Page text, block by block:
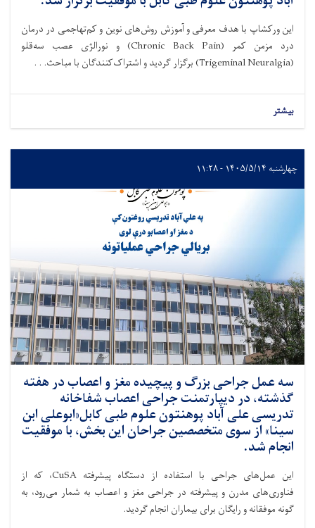
این ورکشاپ با هدف معرفی و آموزش روش‌های نوین و کم‌تهاجمی در درمان
درد مزمن کمر (Chronic Back Pain) و نورالژی عصب سه‌قلو
(Trigeminal Neuralgia) برگزار گردید و اشتراک‌کنندگان با مباحث. . .
بیشتر
چهارشنبه ۱۴۰۵/۵/۱۴ - ۱۱:۲۸
سه عمل جراحی بزرگ و پیچیده مغز و اعصاب در هفته
گذشته، در دیپارتمنت جراحی اعصاب شفاخانه
تدریسی علی آباد پوهنتون علوم طبی کابل«ابوعلی ابن
سینا» از سوی متخصصین جراحان این بخش، با موفقیت
انجام شد.
این عمل‌های جراحی با استفاده از دستگاه پیشرفته CuSA، که از
فناوری‌های مدرن و پیشرفته در جراحی مغز و اعصاب به شمار می‌رود، به
گونه موفقانه و رایگان برای بیماران انجام گردید.